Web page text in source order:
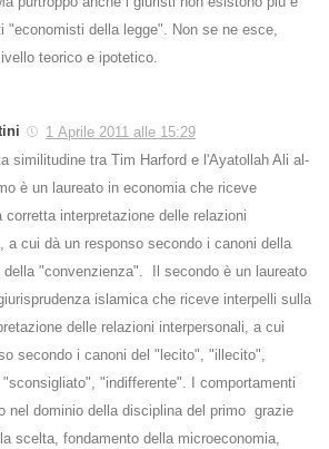
"economisti della legge". Non se ne esce,
teorico e ipotetico.
1 Aprile 2011 alle 15:29
similitudine tra Tim Harford e l'Ayatollah Ali al-
è un laureato in economia che riceve
corretta interpretazione delle relazioni
a cui dà un responso secondo i canoni della
della "convenzienza". Il secondo è un laureato
islamica che riceve interpelli sulla
delle relazioni interpersonali, a cui
secondo i canoni del "lecito", "illecito",
"indifferente". I comportamenti
nel dominio della disciplina del primo grazie
scelta, fondamento della microeconomia,